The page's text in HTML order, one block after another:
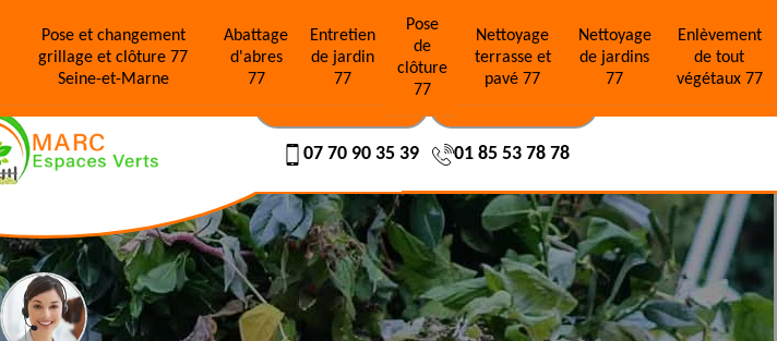
Pose et changement
grillage et clôture 77
Seine-et-Marne
Abattage
d'abres
77
Entretien
de jardin
77
Pose
de
clôture
77
Nettoyage
terrasse et
pavé 77
Nettoyage
de jardins
77
Enlèvement
de tout
végétaux 77
NOS RÉALISATIONS NOUS CONTACTER
07 70 90 35 39 01 85 53 78 78